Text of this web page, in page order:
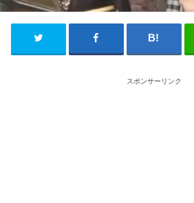
スポンサーリンク